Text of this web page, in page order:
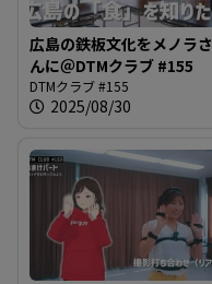
広島の鉄板文化をメノラさ
んに＠DTMクラブ #155
DTMクラブ #155
2025/08/30